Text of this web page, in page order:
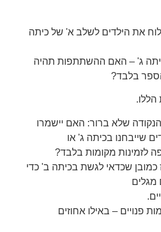
את הילדים לשלב א' של כיתה
ג' – האם ההשתתפות תהיה
בלבד?
הללו.
שלא ברור: האם יישמרו
שייבחנו בכיתה ג' או
לזמינות מקומות בלבד?
שכדאי לגשת בכיתה ב' כדי
פנויים – באילו אחוזים